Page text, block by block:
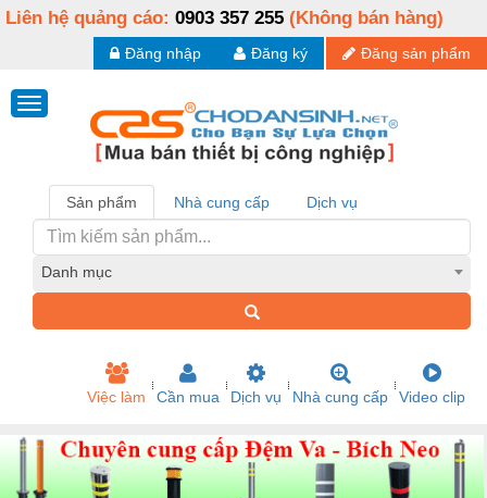
Liên hệ quảng cáo: 0903 357 255 (Không bán hàng)
Đăng sản phẩm
Đăng ký
Đăng nhập
Sản phẩm Nhà cung cấp Dịch vụ
Danh mục
Việc làm Cần mua Dịch vụ Nhà cung cấp Video clip